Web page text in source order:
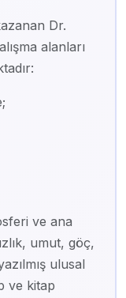
Dr.
alanları
ve ana
umut, göç,
ulusal
ve kitap